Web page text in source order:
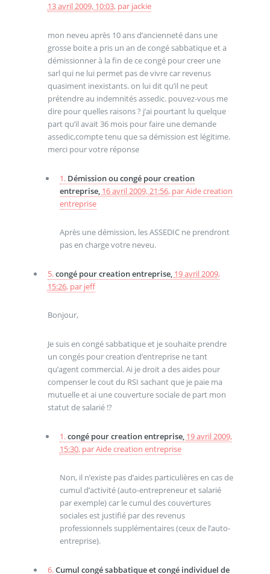
13 avril 2009, 10:03, par jackie
mon neveu après 10 ans d’ancienneté dans une
grosse boite a pris un an de congé sabbatique et a
démissionner à la fin de ce congé pour creer une
sarl qui ne lui permet pas de vivre car revenus
quasiment inexistants. on lui dit qu’il ne peut
prétendre au indemnités assedic. pouvez-vous me
dire pour quelles raisons ? j’ai pourtant lu quelque
part qu’il avait 36 mois pour faire une demande
assedic,compte tenu que sa démission est légitime.
merci pour votre réponse
1. Démission ou congé pour creation
entreprise, 16 avril 2009, 21:56, parAide creation
entreprise
Après une démission, les ASSEDIC ne prendront
pas en charge votre neveu.
5.congé pour creation entreprise, 19 avril 2009,
15:26, par jeff
Bonjour,
Je suis en congé sabbatique et je souhaite prendre
un congés pour creation d’entreprise ne tant
qu’agent commercial. Ai je droit a des aides pour
compenser le cout du RSI sachant que je paie ma
mutuelle et ai une couverture sociale de part mon
statut de salarié !?
1.congé pour creation entreprise, 19 avril 2009,
15:30, parAide creation entreprise
Non, il n’existe pas d’aides particulières en cas de
cumul d’activité (auto-entrepreneur et salarié
par exemple) car le cumul des couvertures
sociales est justifié par des revenus
professionnels supplémentaires (ceux de l’auto-
entreprise).
6.Cumul congé sabbatique et congé individuel de